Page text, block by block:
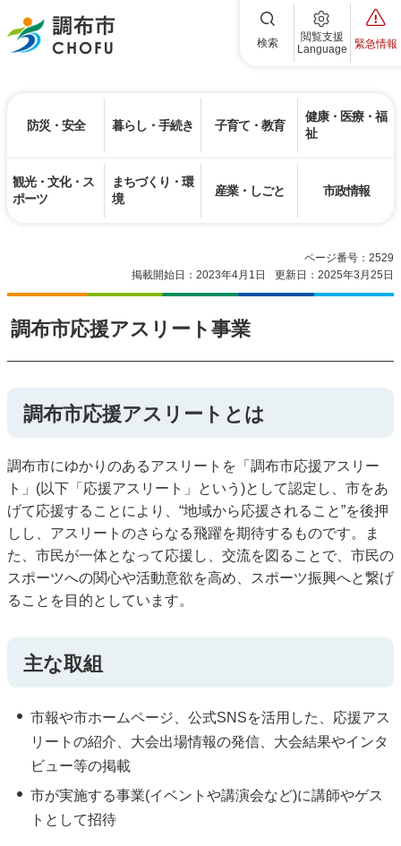
調布市 検索
閲覧支援
Language
緊急情報
防災・安全 暮らし・手続き 子育て・教育
健康・医療・福
祉
観光・文化・ス
ポーツ
まちづくり・環
境
産業・しごと 市政情報
ページ番号：2529
掲載開始日：2023年4月1日
更新日：2025年3月25日
調布市応援アスリート事業
調布市応援アスリートとは
調布市にゆかりのあるアスリートを「調布市応援アスリー
ト」(以下「応援アスリート」という)として認定し、市をあ
げて応援することにより、“地域から応援されること”を後押
しし、アスリートのさらなる飛躍を期待するものです。ま
た、市民が一体となって応援し、交流を図ることで、市民の
スポーツへの関心や活動意欲を高め、スポーツ振興へと繋げ
ることを目的としています。
主な取組
市報や市ホームページ、公式SNSを活用した、応援アス
リートの紹介、大会出場情報の発信、大会結果やインタ
ビュー等の掲載
市が実施する事業(イベントや講演会など)に講師やゲス
トとして招待